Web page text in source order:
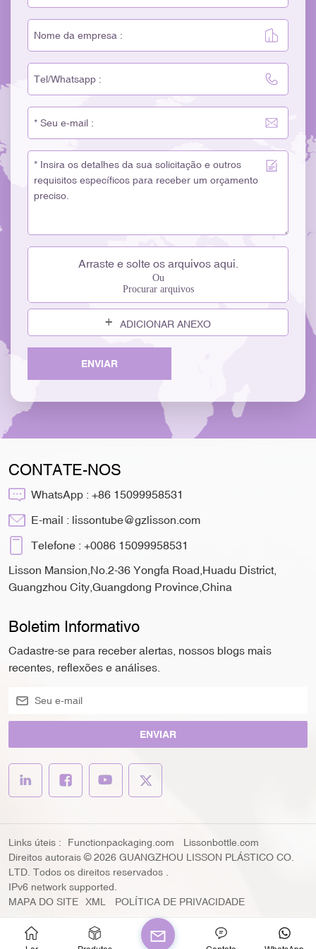
Arraste e solte os arquivos aqui.
Ou
Procurar arquivos
ADICIONAR ANEXO
ENVIAR
CONTATE-NOS
WhatsApp : +86 15099958531
E-mail : lissontube@gzlisson.com
Telefone : +0086 15099958531
Lisson Mansion,No.2-36 Yongfa Road,Huadu District,
Guangzhou City,Guangdong Province,China
Boletim Informativo
Cadastre-se para receber alertas, nossos blogs mais
recentes, reflexões e análises.
ENVIAR
Links úteis : Functionpackaging.com
Lissonbottle.com
Direitos autorais © 2026 GUANGZHOU LISSON PLÁSTICO CO.
LTD. Todos os direitos reservados .
IPv6 network supported.
MAPA DO SITE
XML POLÍTICA DE PRIVACIDADE